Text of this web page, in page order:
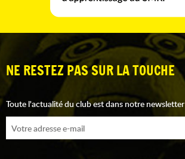
NE RESTEZ PAS SUR LA TOUCHE
Toute l'actualité du club est dans notre newsletter